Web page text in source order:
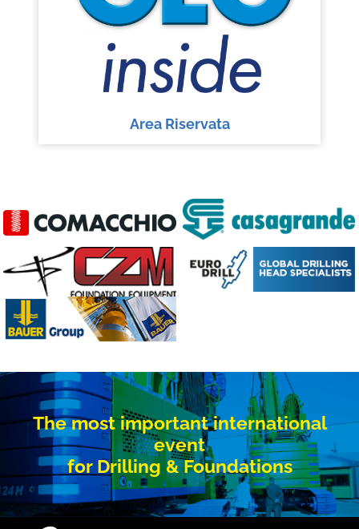
Area Riservata
The most important international
event
for Drilling & Foundations